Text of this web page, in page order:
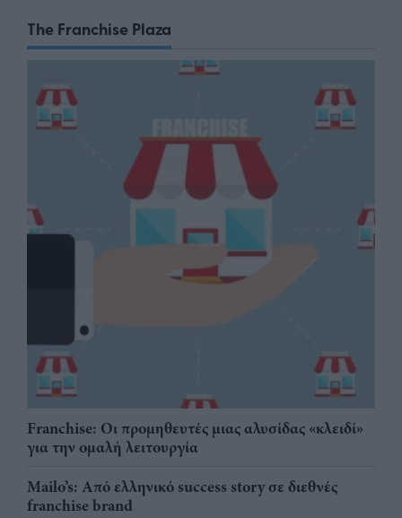
The Franchise Plaza
Franchise: Οι προμηθευτές μιας αλυσίδας «κλειδί»
για την ομαλή λειτουργία
Mailo’s: Από ελληνικό success story σε διεθνές
franchise brand